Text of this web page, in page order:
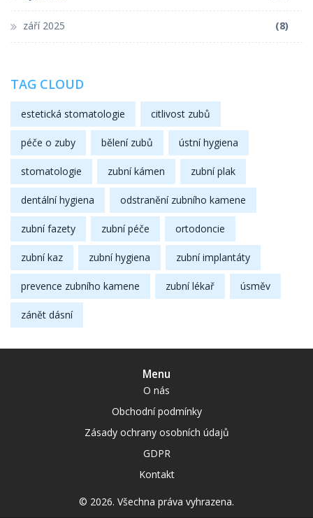
září 2025 (8)
TAG CLOUD
estetická stomatologie citlivost zubů
péče o zuby bělení zubů ústní hygiena
stomatologie zubní kámen zubní plak
dentální hygiena odstranění zubního kamene
zubní fazety zubní péče ortodoncie
zubní kaz zubní hygiena zubní implantáty
prevence zubního kamene zubní lékař úsměv
zánět dásní
Menu
O nás
Obchodní podmínky
Zásady ochrany osobních údajů
GDPR
Kontakt
© 2026. Všechna práva vyhrazena.